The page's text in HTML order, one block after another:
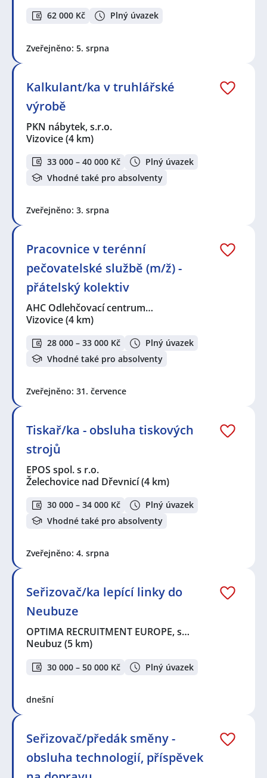
62 000 Kč Plný úvazek
Zveřejněno: 5. srpna
Kalkulant/ka v truhlářské
výrobě
PKN nábytek, s.r.o.
Vizovice(4 km)
33 000 – 40 000 Kč
Plný úvazek
Vhodné také pro absolventy
Zveřejněno: 3. srpna
Pracovnice v terénní
pečovatelské službě (m/ž) -
přátelský kolektiv
AHC Odlehčovací centrum…
Vizovice(4 km)
28 000 – 33 000 Kč
Plný úvazek
Vhodné také pro absolventy
Zveřejněno: 31. července
Tiskař/ka - obsluha tiskových
strojů
EPOS spol. s r.o.
Želechovice nad Dřevnicí(4 km)
30 000 – 34 000 Kč
Plný úvazek
Vhodné také pro absolventy
Zveřejněno: 4. srpna
Seřizovač/ka lepící linky do
Neubuze
OPTIMA RECRUITMENT EUROPE, s…
Neubuz (5 km)
30 000 – 50 000 Kč Plný úvazek
dnešní
Seřizovač/předák směny -
obsluha technologií, příspěvek